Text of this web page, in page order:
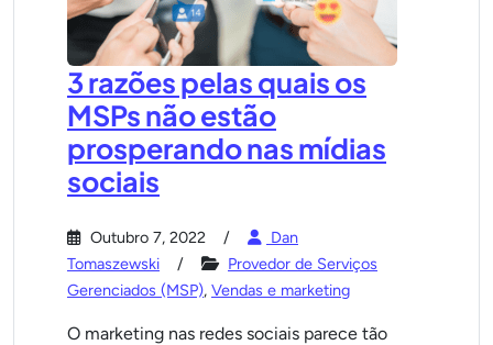
3 razões pelas quais os
MSPs não estão
prosperando nas mídias
sociais
Outubro 7, 2022
Dan
Tomaszewski
Provedor de Serviços
Gerenciados (MSP), Vendas e marketing
O marketing nas redes sociais parece tão